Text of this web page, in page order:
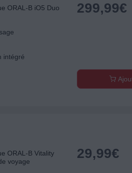
ORAL-B iO5 Duo
intégré
299,99€
ORAL-B Vitality
voyage
29,99€